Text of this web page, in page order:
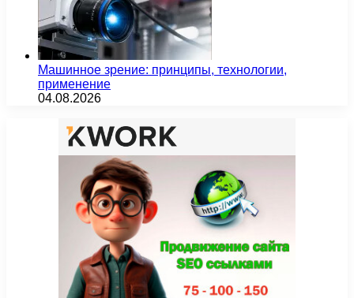
Машинное зрение: принципы, технологии,
применение
04.08.2026